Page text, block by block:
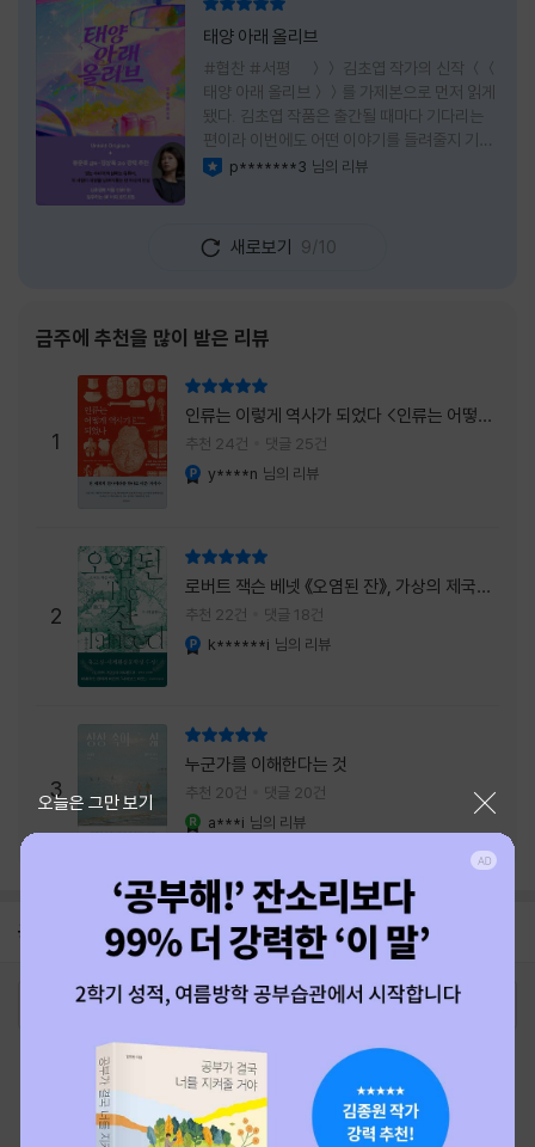
태양 아래 올리브
#협찬 #서평 ＞＞ 김초엽 작가의 신작 ＜＜
태양 아래 올리브＞＞를 가제본으로 먼저 읽게
됐다. 김초엽 작품은 출간될 때마다 기다리는
편이라 이번에도 어떤 이야기를 들려줄지 기대
가 컸다. 스포일러 없이 읽는 것이 가장 재미있
그 선택이 정말 잘한 일이었다. 첫 장부터 평범
하지 않았다. 사라진 누군가에게 보내는 메일로
흔적을 따라 낯선 나라를 여행하게 된다는 설정
이 무더운 여름을 벗어나는 피서처럼 흥미롭기
만 하다. 처음에는 단순한 추적 이야기인 줄 알
았는데, 읽을수록 전혀 다른 방향으로 흘러간
다. '왜 이런 일이 벌어졌을까?', '이 사람이 정
말 믿어도
p*******3 님의 리뷰
새로보기 9/10
금주에 추천을 많이 받은 리뷰
1
인류는 이렇게 역사가 되었다 <인류는 어떻게
역사가 되었나>
추천 24건 댓글 25건
y****n 님의 리뷰
2
로버트 잭슨 베넷 《오염된 잔》, 가상의 제국이
주는 실감과 미스터리 사건의 치밀함이 이루어
내는 최상의 시너지...
추천 22건 댓글 18건
k******i 님의 리뷰
3
누군가를 이해한다는 것
추천 20건 댓글 20건
a***i 님의 리뷰
공지 26년 NBCI 수상 안내
2026-08-01
오늘은 그만 보기
로그인 최근 본 상품 주문/배송
고객센터 1544-3800 티켓 1544-6399
중고샵 1566-4295
eBook 1:1문의/채팅상담
예스이십사(주) 사업자 정보